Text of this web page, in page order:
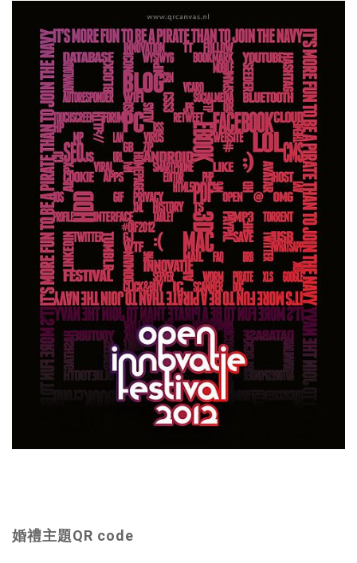
婚禮主題QR code